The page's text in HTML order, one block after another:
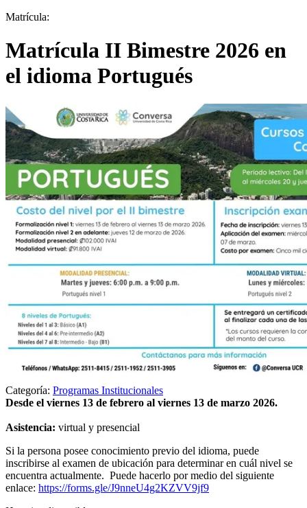
Matrícula:
Matrícula II Bimestre 2026 en
el idioma Portugués
Categoría: Programas Institucionales
Desde el viernes 13 de febrero al viernes 13 de marzo 2026.
Asistencia: virtual y presencial
Si la persona posee conocimiento previo del idioma, puede
inscribirse al examen de ubicación para determinar en cuál nivel se
encuentra actualmente. Puede hacerlo por medio del siguiente
enlace: https://forms.gle/J9nneU4g2KZVV9jf9